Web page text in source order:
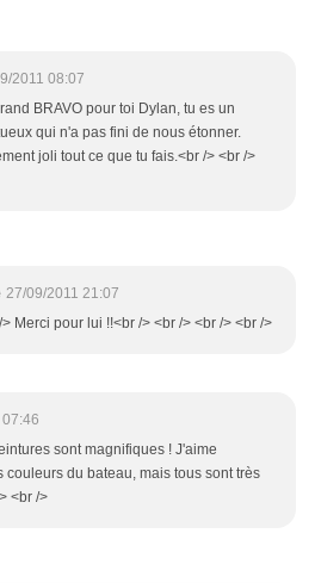
2011 08:07
BRAVO pour toi Dylan, tu es un
qui n'a pas fini de nous étonner.
joli tout ce que tu fais.<br /> <br />
27/09/2011 21:07
Merci pour lui !!<br /> <br /> <br /> <br />
sont magnifiques ! J'aime
couleurs du bateau, mais tous sont très
<br />